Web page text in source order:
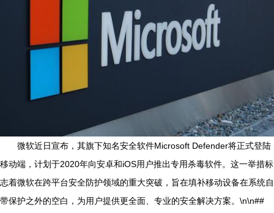
微软近日宣布，其旗下知名安全软件Microsoft Defender将正式登陆
移动端，计划于2020年向安卓和iOS用户推出专用杀毒软件。这一举措标
志着微软在跨平台安全防护领域的重大突破，旨在填补移动设备在系统自
带保护之外的空白，为用户提供更全面、专业的安全解决方案。\n\n##